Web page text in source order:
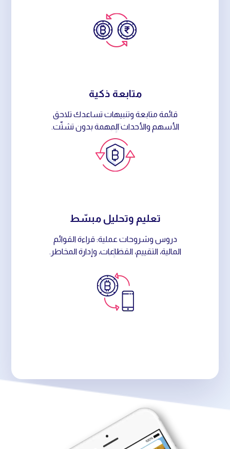
٠٢
متابعة ذكية
قائمة متابعة وتنبيهات تساعدك تلاحق
الأسهم والأحداث المهمة بدون تشتّت.
٠٣
تعليم وتحليل مبسّط
دروس وشروحات عملية: قراءة القوائم
المالية، التقييم، القطاعات، وإدارة المخاطر.